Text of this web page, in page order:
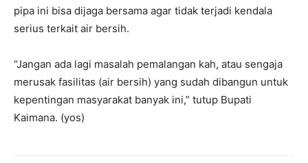
pipa ini bisa dijaga bersama agar tidak terjadi kendala
serius terkait air bersih.
“Jangan ada lagi masalah pemalangan kah, atau sengaja
merusak fasilitas (air bersih) yang sudah dibangun untuk
kepentingan masyarakat banyak ini,” tutup Bupati
Kaimana. (yos)